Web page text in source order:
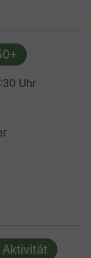
Uhr
Aktivität